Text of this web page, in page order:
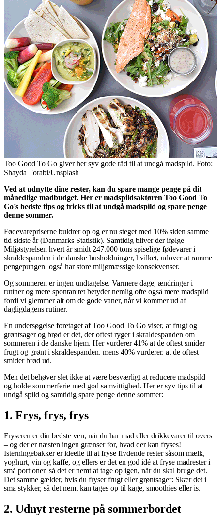
Too Good To Go giver her syv gode råd til at undgå madspild. Foto:
Shayda Torabi/Unsplash
Ved at udnytte dine rester, kan du spare mange penge på dit
månedlige madbudget. Her er madspildsaktøren Too Good To
Go’s bedste tips og tricks til at undgå madspild og spare penge
denne sommer.
Fødevarepriserne buldrer op og er nu steget med 10% siden samme
tid sidste år (Danmarks Statistik). Samtidig bliver der ifølge
Miljøstyrelsen hvert år smidt 247.000 tons spiselige fødevarer i
skraldespanden i de danske husholdninger, hvilket, udover at ramme
pengepungen, også har store miljømæssige konsekvenser.
Og sommeren er ingen undtagelse. Varmere dage, ændringer i
rutiner og mere spontanitet betyder nemlig ofte også mere madspild
fordi vi glemmer alt om de gode vaner, når vi kommer ud af
dagligdagens rutiner.
En undersøgelse foretaget af Too Good To Go viser, at frugt og
grøntsager og brød er det, der oftest ryger i skraldespanden om
sommeren i de danske hjem. Her vurderer 41% at de oftest smider
frugt og grønt i skraldespanden, mens 40% vurderer, at de oftest
smider brød ud.
Men det behøver slet ikke at være besværligt at reducere madspild
og holde sommerferie med god samvittighed. Her er syv tips til at
undgå spild og samtidig spare penge denne sommer:
1. Frys, frys, frys
Fryseren er din bedste ven, når du har mad eller drikkevarer til overs
– og der er næsten ingen grænser for, hvad der kan fryses!
Isterningebakker er ideelle til at fryse flydende rester såsom mælk,
yoghurt, vin og kaffe, og ellers er det en god idé at fryse madrester i
små portioner, så det er nemt at tage op igen, når du skal bruge det.
Det samme gælder, hvis du fryser frugt eller grøntsager: Skær det i
små stykker, så det nemt kan tages op til kage, smoothies eller is.
2. Udnyt resterne på sommerbordet